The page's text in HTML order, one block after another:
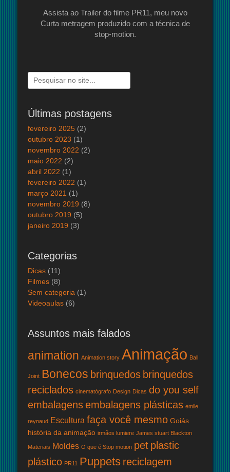
Assista ao Trailer do filme PR11, meu novo
Curta metragem produzido com a técnica de
stop-motion.
Pesquisar
por:
Últimas postagens
fevereiro 2025 (2)
outubro 2023 (1)
novembro 2022 (2)
maio 2022 (2)
abril 2022 (1)
fevereiro 2022 (1)
março 2021 (1)
novembro 2019 (8)
outubro 2019 (5)
janeiro 2019 (3)
Categorias
Dicas (11)
Filmes (8)
Sem categoria (1)
Videoaulas (6)
Assuntos mais falados
animation Animation story Animação Ball
Joint Bonecos brinquedos brinquedos
reciclados cinematógrafo Design Dicas do you self
embalagensembalagens plásticas emile
reynaud Escultura faça você mesmo Goiás
história da animação irmãos lumiere James stuart Blackton
Materiais Moldes O que é Stop motion pet plastic
plástico PR11 Puppets reciclagem